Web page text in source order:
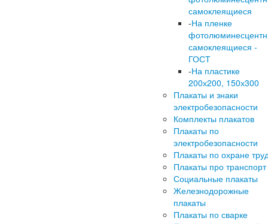
самоклеящиеся
-На пленке
самоклеящиеся -
ГОСТ
-На пластике
200х200, 150х300
Плакаты и знаки
электробезопасности
Комплекты плакатов
Плакаты по
электробезопасности
Плакаты по охране
Плакаты про транспорт
Социальные плакаты
Железнодорожные
плакаты
Плакаты по сварке